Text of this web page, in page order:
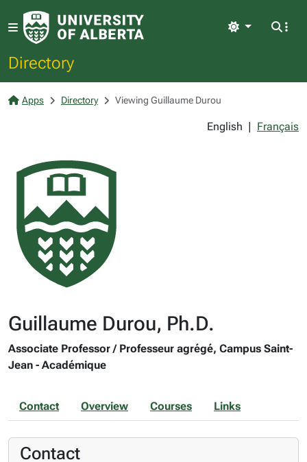
Directory
Light
Apps Directory Viewing Guillaume Durou
Guillaume Durou, Ph.D.
Associate Professor / Professeur agrégé, Campus Saint-
Jean - Académique
English | Français
Contact Overview Courses Links
Contact